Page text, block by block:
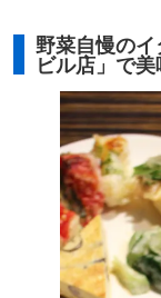
野菜自慢の
ビル店」で美